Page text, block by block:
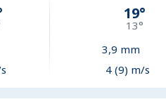
19°
13°
3,9 mm
4 (9) m/s